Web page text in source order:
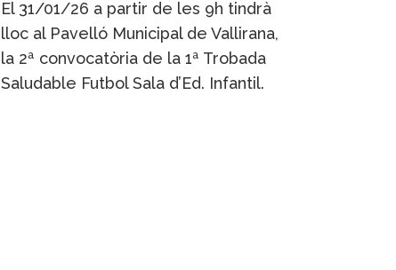
El 31/01/26 a partir de les 9h tindrà
lloc al Pavelló Municipal de Vallirana,
la 2ª convocatòria de la 1ª Trobada
Saludable Futbol Sala d’Ed. Infantil.